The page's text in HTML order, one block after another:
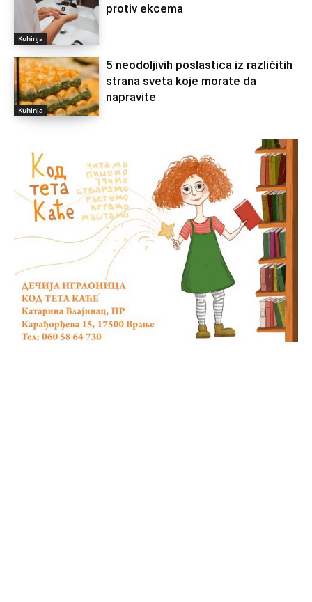
Kuhinja
protiv ekcema
Kuhinja
5 neodoljivih poslastica iz različitih
strana sveta koje morate da
napravite